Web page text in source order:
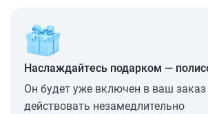
Наслаждайтесь подарком —
Он будет уже включен в ваш заказ
действовать незамедлительно